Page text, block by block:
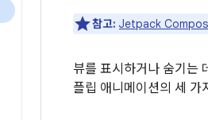
참고: Jetpack
뷰를 표시하거나 숨기는
플립 애니메이션의 세 가